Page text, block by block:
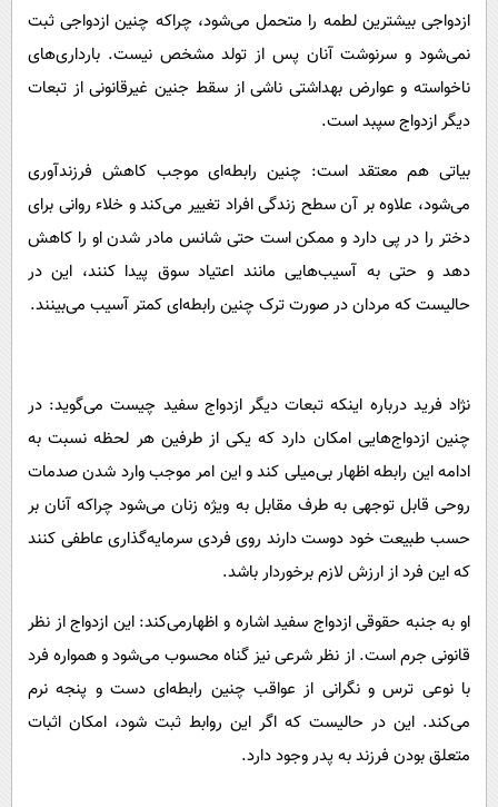
ازدواجی بیشترین لطمه را متحمل می‌شود، چراکه چنین ازدواجی ثبت
نمی‌شود و سرنوشت آنان پس از تولد مشخص نیست. بارداری‌های
ناخواسته و عوارض بهداشتی ناشی از سقط جنین غیرقانونی از تبعات
دیگر ازدواج سپبد است.
بیاتی هم معتقد است: چنین رابطه‌ای موجب کاهش فرزندآوری
می‌شود، علاوه بر آن سطح زندگی افراد تغییر می‌کند و خلاء روانی برای
دختر را در پی دارد و ممکن است حتی شانس مادر شدن او را کاهش
دهد و حتی به آسیب‌هایی مانند اعتیاد سوق پیدا کنند، این در
حالیست که مردان در صورت ترک چنین رابطه‌ای کمتر آسیب می‌بینند.
نژاد فرید درباره اینکه تبعات دیگر ازدواج سفید چیست می‌گوید: در
چنین ازدواج‌هایی امکان دارد که یکی از طرفین هر لحظه نسبت به
ادامه این رابطه اظهار بی‌میلی کند و این امر موجب وارد شدن صدمات
روحی قابل توجهی به طرف مقابل به ویژه زنان می‌شود چراکه آنان بر
حسب طبیعت خود دوست دارند روی فردی سرمایه‌گذاری عاطفی کنند
که این فرد از ارزش لازم برخوردار باشد.
او به جنبه حقوقی ازدواج سفید اشاره و اظهارمی‌کند: این ازدواج از نظر
قانونی جرم است. از نظر شرعی نیز گناه محسوب می‌شود و همواره فرد
با نوعی ترس و نگرانی از عواقب چنین رابطه‌ای دست و پنجه نرم
می‌کند. این در حالیست که اگر این روابط ثبت شود، امکان اثبات
متعلق بودن فرزند به پدر وجود دارد.